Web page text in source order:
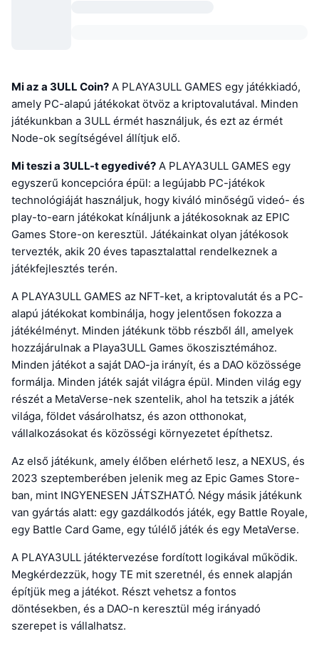
Mi az a 3ULL Coin? A PLAYA3ULL GAMES egy játékkiadó,
amely PC-alapú játékokat ötvöz a kriptovalutával. Minden
játékunkban a 3ULL érmét használjuk, és ezt az érmét
Node-ok segítségével állítjuk elő.
Mi teszi a 3ULL-t egyedivé? A PLAYA3ULL GAMES egy
egyszerű koncepcióra épül: a legújabb PC-játékok
technológiáját használjuk, hogy kiváló minőségű videó- és
play-to-earn játékokat kínáljunk a játékosoknak az EPIC
Games Store-on keresztül. Játékainkat olyan játékosok
tervezték, akik 20 éves tapasztalattal rendelkeznek a
játékfejlesztés terén.
A PLAYA3ULL GAMES az NFT-ket, a kriptovalutát és a PC-
alapú játékokat kombinálja, hogy jelentősen fokozza a
játékélményt. Minden játékunk több részből áll, amelyek
hozzájárulnak a Playa3ULL Games ökoszisztémához.
Minden játékot a saját DAO-ja irányít, és a DAO közössége
formálja. Minden játék saját világra épül. Minden világ egy
részét a MetaVerse-nek szentelik, ahol ha tetszik a játék
világa, földet vásárolhatsz, és azon otthonokat,
vállalkozásokat és közösségi környezetet építhetsz.
Az első játékunk, amely élőben elérhető lesz, a NEXUS, és
2023 szeptemberében jelenik meg az Epic Games Store-
ban, mint INGYENESEN JÁTSZHATÓ. Négy másik játékunk
van gyártás alatt: egy gazdálkodós játék, egy Battle Royale,
egy Battle Card Game, egy túlélő játék és egy MetaVerse.
A PLAYA3ULL játéktervezése fordított logikával működik.
Megkérdezzük, hogy TE mit szeretnél, és ennek alapján
építjük meg a játékot. Részt vehetsz a fontos
döntésekben, és a DAO-n keresztül még irányadó
szerepet is vállalhatsz.